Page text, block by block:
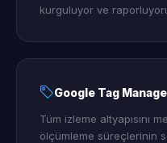
kurguluyor ve
Google Tag
Tüm izleme altyapısını
ölçümleme süreçlerinin